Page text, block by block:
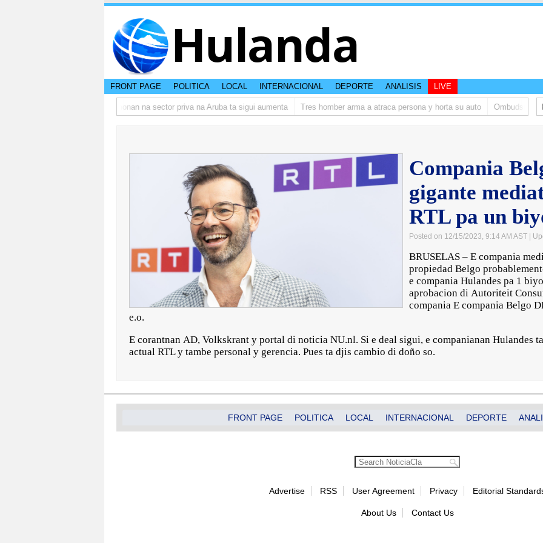
Hulanda
FRONT PAGE POLITICA LOCAL INTERNACIONAL DEPORTE ANALISIS LIVE
Prestamonan na sector priva na Aruba ta sigui aumenta Tres homber arma a atraca persona y horta su auto Ombudsman
Compania
gigante
RTL pa un
Posted on 12/15/2023, 9:14 AM AST |
BRUSELAS – E compania
propiedad Belgo
e compania Hulandes pa 1
aprobacion di Autoriteit
compania E compania Belgo
e.o.
E corantnan AD, Volkskrant y portal di noticia NU.nl. Si e deal sigui, e companianan Hulandes
actual RTL y tambe personal y gerencia. Pues ta djis cambio di doño so.
FRONT PAGE POLITICA LOCAL INTERNACIONAL DEPORTE
Advertise RSS User Agreement Privacy Editorial
About Us Contact Us